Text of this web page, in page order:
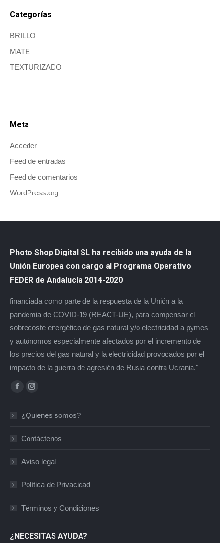
Categorías
BRILLO
MATE
TEXTURIZADO
Meta
Acceder
Feed de entradas
Feed de comentarios
WordPress.org
Photo Shop Digital SL ha recibido una ayuda de la
Unión Europea con cargo al Programa Operativo
FEDER de Andalucía 2014-2020
financiada como parte de la respuesta de la Unión a la
pandemia de COVID-19 (REACT-UE), para compensar el
sobrecoste energético de gas natural y/o electricidad a pymes
y autónomos especialmente afectados por el incremento de
los precios del gas natural y la electricidad provocados por el
impacto de la guerra de agresión de Rusia contra Ucrania."
Encuéntranos en:
Facebook
opens
new
Instagram
opens
new
¿Quienes somos?
Contáctenos
Aviso legal
Política de Privacidad
Términos y Condiciones
¿NECESITAS AYUDA?